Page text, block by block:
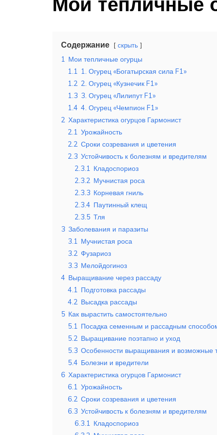
Содержание скрыть
1 Мои тепличные огурцы
1.1 1. Огурец «Богатырская сила F1»
1.2 2. Огурец «Кузнечик F1»
1.3 3. Огурец «Лилипут F1»
1.4 4. Огурец «Чемпион F1»
2 Характеристика огурцов Гармонист
2.1 Урожайность
2.2 Сроки созревания и цветения
2.3 Устойчивость к болезням и вредителям
2.3.1 Кладоспориоз
2.3.2 Мучнистая роса
2.3.3 Корневая гниль
2.3.4 Паутинный клещ
2.3.5 Тля
3 Заболевания и паразиты
3.1 Мучнистая роса
3.2 Фузариоз
3.3 Мелойдогиноз
4 Выращивание через рассаду
4.1 Подготовка рассады
4.2 Высадка рассады
5 Как вырастить самостоятельно
5.1 Посадка семенным и рассадным
5.2 Выращивание поэтапно и уход
5.3 Особенности выращивания и возможные
5.4 Болезни и вредители
6 Характеристика огурцов Гармонист
6.1 Урожайность
6.2 Сроки созревания и цветения
6.3 Устойчивость к болезням и вредителям
6.3.1 Кладоспориоз